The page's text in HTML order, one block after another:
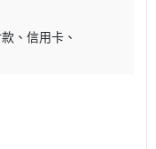
信用卡